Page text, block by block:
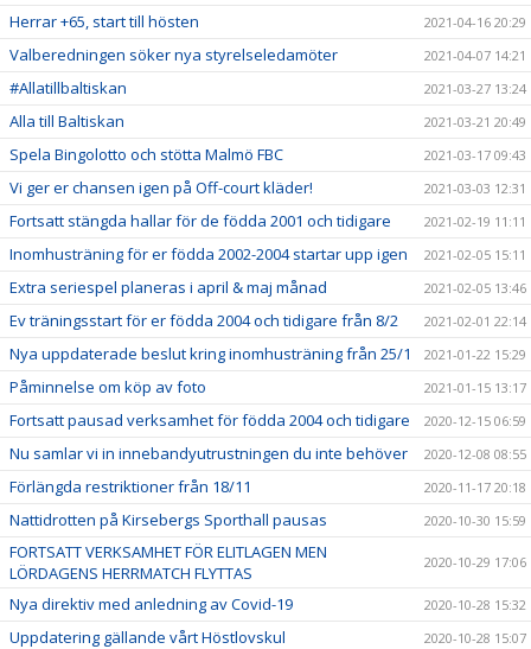
Herrar +65, start till hösten 2021-04-16 20:29
Valberedningen söker nya styrelseledamöter 2021-04-07 14:21
#Allatillbaltiskan 2021-03-27 13:24
Alla till Baltiskan 2021-03-21 20:49
Spela Bingolotto och stötta Malmö FBC 2021-03-17 09:43
Vi ger er chansen igen på Off-court kläder! 2021-03-03 12:31
Fortsatt stängda hallar för de födda 2001 och tidigare 2021-02-19 11:11
Inomhusträning för er födda 2002-2004 startar upp igen 2021-02-05 15:11
Extra seriespel planeras i april & maj månad 2021-02-05 13:46
Ev träningsstart för er födda 2004 och tidigare från 8/2 2021-02-01 22:14
Nya uppdaterade beslut kring inomhusträning från 25/1 2021-01-22 15:29
Påminnelse om köp av foto 2021-01-15 13:17
Fortsatt pausad verksamhet för födda 2004 och tidigare 2020-12-15 06:59
Nu samlar vi in innebandyutrustningen du inte behöver 2020-12-08 08:55
Förlängda restriktioner från 18/11 2020-11-17 20:18
Nattidrotten på Kirsebergs Sporthall pausas 2020-10-30 15:59
FORTSATT VERKSAMHET FÖR ELITLAGEN MEN
LÖRDAGENS HERRMATCH FLYTTAS
2020-10-29 17:06
Nya direktiv med anledning av Covid-19 2020-10-28 15:32
Uppdatering gällande vårt Höstlovskul 2020-10-28 15:07